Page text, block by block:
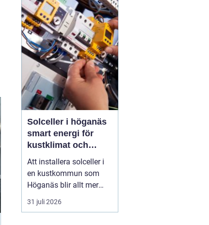
blanda marmor, granit,
glas och andra material
med cement skapas
terrazzo, som sedan
poleras f...
Solceller i höganäs
smart energi för
kustklimat och
framtid
Att installera solceller i
en kustkommun som
Höganäs blir allt mer
attraktivt, både för
villaägare,
31 juli 2026